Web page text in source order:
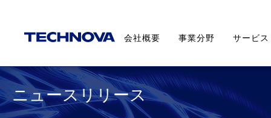
会社概要 事業分野 サービス
ニュースリリース